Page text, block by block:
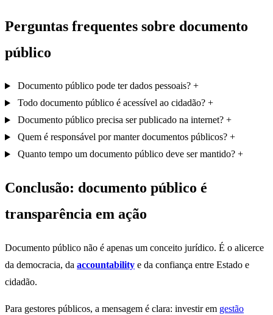
Perguntas frequentes sobre documento
público
Documento público pode ter dados pessoais?
Todo documento público é acessível ao cidadão?
Documento público precisa ser publicado na internet?
Quem é responsável por manter documentos públicos?
Quanto tempo um documento público deve ser mantido?
Conclusão: documento público é
transparência em ação
Documento público não é apenas um conceito jurídico. É o alicerce
da democracia, da accountability e da confiança entre Estado e
cidadão.
Para gestores públicos, a mensagem é clara: investir em gestão